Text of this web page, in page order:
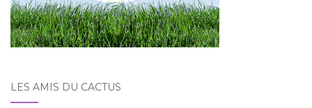
LES AMIS DU CACTUS